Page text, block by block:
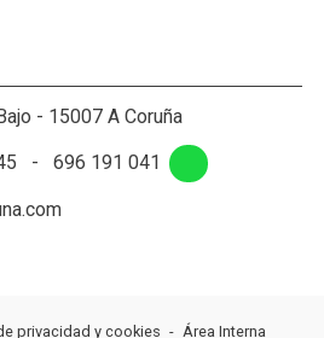
- 15007 A Coruña
- 696 191 041
privacidad y cookies - Área Interna